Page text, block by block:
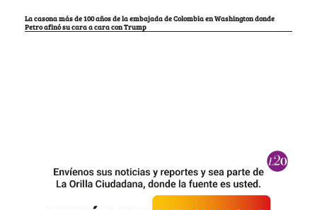
La casona más de 100 años de la embajada de Colombia en Washington donde
Petro afinó su cara a cara con Trump